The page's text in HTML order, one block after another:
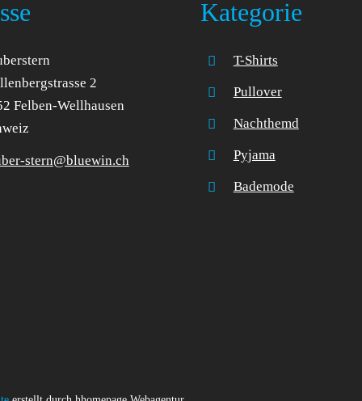
2
Felben-Wellhausen
stern@bluewin.ch
Kategorie
T-Shirts
Pullover
Nachthemd
Pyjama
Bademode